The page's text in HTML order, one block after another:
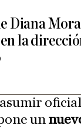
Diana
la
un